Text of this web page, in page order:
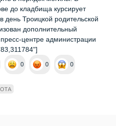
до кладбища курсирует
Троицкой родительской
дополнительный
центре администрации
0 0 0